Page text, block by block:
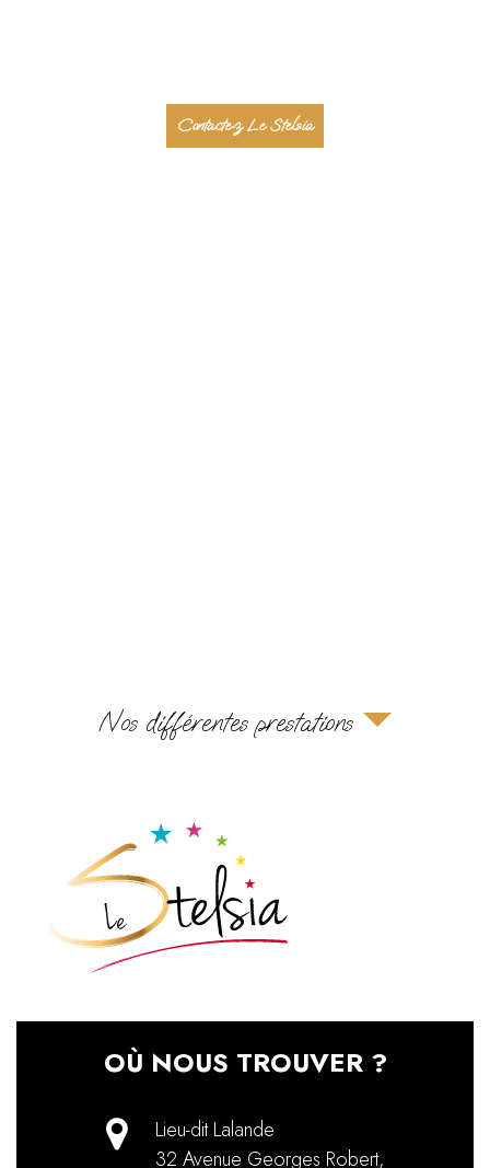
Contactez Le Stelsia
Nos différentes prestations
OÙ NOUS TROUVER ?
Lieu-dit Lalande
32 Avenue Georges Robert,